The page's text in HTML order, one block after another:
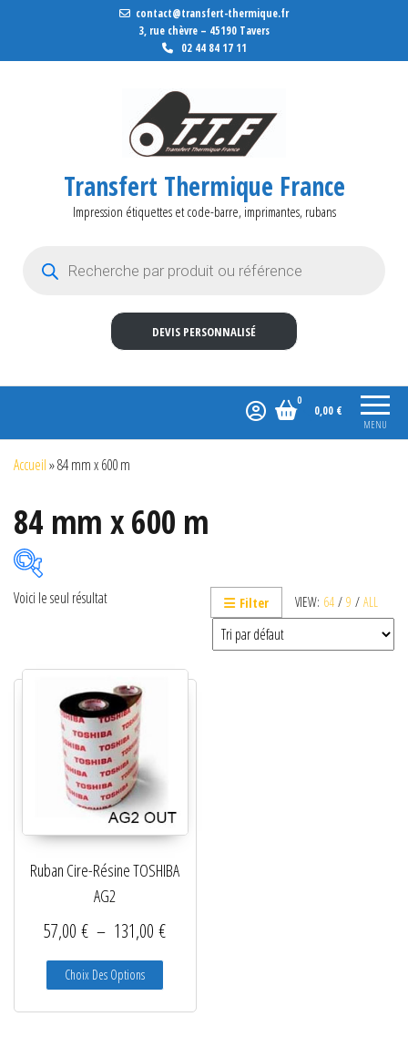
contact@transfert-thermique.fr
3, rue chèvre – 45190 Tavers
02 44 84 17 11
Transfert Thermique France
Impression étiquettes et code-barre, imprimantes, rubans
DEVIS PERSONNALISÉ
MENU
0
0,00 €
Accueil»84 mm x 600 m
84 mm x 600 m
Etiquettes
Imprimantes
Lecteurs
Lecteurs code-barres de présentation
Lecteurs filaires 1D et 2D
Lecteurs sans fil 1D et 2D
Logiciels étiquettes
Ré-enrouleurs Distributeurs
RFID
VIEW: 64 / 9 / ALL
Filter
Voici le seul résultat
Ruban Cire-Résine TOSHIBA
AG2
57,00€ – 131,00€Plage de prix : 57,00 € à 131,00 €
Choix Des Options